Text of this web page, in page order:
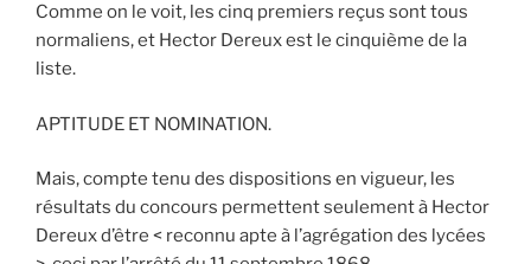
Comme on le voit, les cinq premiers reçus sont tous
normaliens, et Hector Dereux est le cinquième de la
liste.
APTITUDE ET NOMINATION.
Mais, compte tenu des dispositions en vigueur, les
résultats du concours permettent seulement à Hector
Dereux d’être < reconnu apte à l’agrégation des lycées